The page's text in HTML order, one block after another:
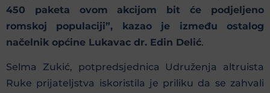
450 paketa ovom akcijom bit će podjeljeno
romskoj populaciji”, kazao je između ostalog
načelnik općine Lukavac dr. Edin Delić.
Selma Zukić, potpredsjednica Udruženja altruista
Ruke prijateljstva iskoristila je priliku da se zahvali